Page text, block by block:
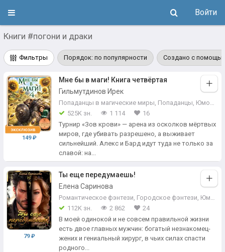
Войти
Книги #погони и драки
Фильтры Порядок: по популярности Создано с
149 ₽
Мне бы в маги! Книга четвёртая
Гильмутдинов Ирек
Попаданцы в магические миры, Попаданцы, Юмористическое фэнтези
525K зн.
1 114
16
Турнир «Зов крови» — арена из осколков мёртвых
миров, где убивать разрешено, а выживает
сильнейший. Алекс и Бард идут туда не только за
славой: на...
79 ₽
Ты еще передумаешь!
Елена Саринова
Романтическое фэнтези, Городское фэнтези, Юмористическое фэнтези
112K зн.
2 862
24
В моей одинокой и не совсем правильной жизни
есть двое главных мужчин: богатый незнакомец-
жених и гениальный хирург, в чьих силах спасти
родного...